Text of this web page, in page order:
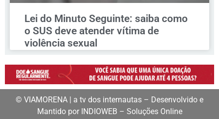
Lei do Minuto Seguinte: saiba como
o SUS deve atender vítima de
violência sexual
© VIAMORENA | a tv dos internautas – Desenvolvido e
Mantido por INDIOWEB – Soluções Online